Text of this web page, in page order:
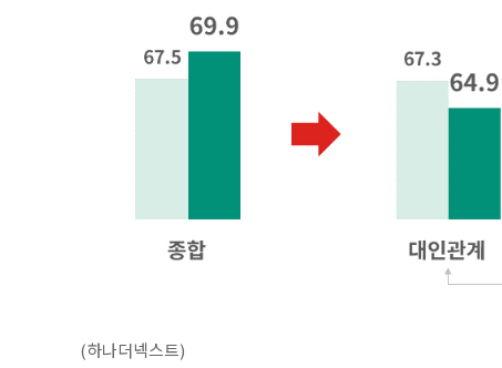
(하나더넥스트)